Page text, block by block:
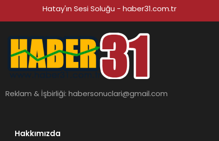
Hatay'ın Sesi Soluğu - haber31.com.tr
Reklam & İşbirliği:habersonuclari@gmail.com
Hakkımızda